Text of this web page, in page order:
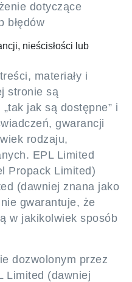
dotyczące
błędów
nieścisłości lub
materiały i
stronie są
jak są dostępne” i
gwarancji
rodzaju,
EPL Limited
Propack Limited)
(dawniej znana jako
gwarantuje, że
w jakikolwiek sposób
dozwolonym przez
Limited (dawniej